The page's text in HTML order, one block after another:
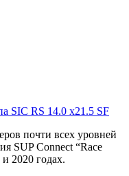
SIC RS 14.0 x21.5 SF
почти всех уровней
SUP Connect “Race
2020 годах.